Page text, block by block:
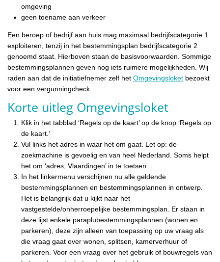
omgeving
geen toename aan verkeer
Een beroep of bedrijf aan huis mag maximaal bedrijfscategorie 1
exploiteren, tenzij in het bestemmingsplan bedrijfscategorie 2
genoemd staat. Hierboven staan de basisvoorwaarden. Sommige
bestemmingsplannen geven nog iets ruimere mogelijkheden. Wij
raden aan dat de initiatiefnemer zelf het Omgevingsloket bezoekt
voor een vergunningcheck.
Korte uitleg Omgevingsloket
Klik in het tabblad ‘Regels op de kaart’ op de knop ‘Regels op
de kaart.’
Vul links het adres in waar het om gaat. Let op: de
zoekmachine is gevoelig en van heel Nederland. Soms helpt
het om ‘adres, Vlaardingen’ in te toetsen.
In het linkermenu verschijnen nu alle geldende
bestemmingsplannen en bestemmingsplannen in ontwerp.
Het is belangrijk dat u kijkt naar het
vastgestelde/onherroepelijke bestemmingsplan. Er staan in
deze lijst enkele paraplubestemmingsplannen (wonen en
parkeren), deze zijn alleen van toepassing op uw vraag als
die vraag gaat over wonen, splitsen, kamerverhuur of
parkeren. Voor een vraag over het gebruik of bouwregels van